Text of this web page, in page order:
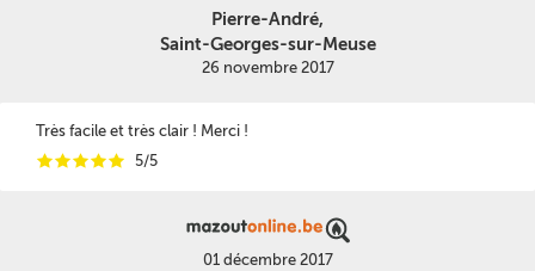
Pierre-André,
Saint-Georges-sur-Meuse
26 novembre 2017
Très facile et très clair ! Merci !
iiiii 5/5
01 décembre 2017